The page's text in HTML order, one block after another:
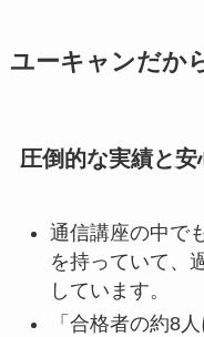
ユーキャンだか
圧倒的な実績と安
通信講座の中で
を持っていて、
しています。
「合格者の約8